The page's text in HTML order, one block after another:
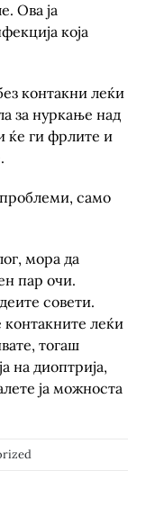
Ова ја
која
контакни леќи
за нуркање над
ќе ги фрлите и
само
мора да
пар очи.
совети.
контакните леќи
тогаш
на диоптрија,
ја можноста